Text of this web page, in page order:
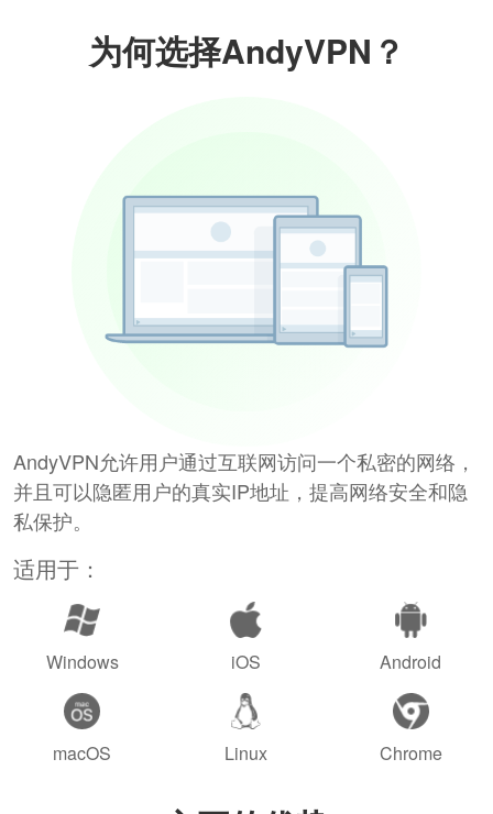
为何选择AndyVPN？
AndyVPN允许用户通过互联网访问一个私密的网络，
并且可以隐匿用户的真实IP地址，提高网络安全和隐
私保护。
适用于：
Windows iOS Android
macOS Linux Chrome